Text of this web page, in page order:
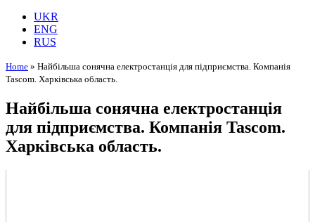
UKR
ENG
RUS
Home » Найбільша сонячна електростанція для підприємства. Компанія
Tascom. Харківська область.
Найбільша сонячна електростанція
для підприємства. Компанія Tascom.
Харківська область.